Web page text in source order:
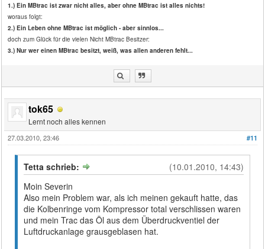
1.) Ein MBtrac ist zwar nicht alles, aber ohne MBtrac ist alles nichts!
woraus folgt:
2.) Ein Leben ohne MBtrac ist möglich - aber sinnlos...
doch zum Glück für die vielen Nicht MBtrac Besitzer:
3.) Nur wer einen MBtrac besitzt, weiß, was allen anderen fehlt...
tok65
Lernt noch alles kennen
#11
27.03.2010, 23:46
(10.01.2010, 14:43)
Tetta schrieb:
Moin Severin
Also mein Problem war, als ich meinen gekauft hatte, das
die Kolbenringe vom Kompressor total verschlissen waren
und mein Trac das Öl aus dem Überdruckventiel der
Luftdruckanlage grausgeblasen hat.